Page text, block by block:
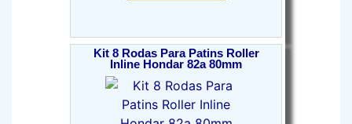
Kit 8 Rodas Para Patins Roller
Inline Hondar 82a 80mm